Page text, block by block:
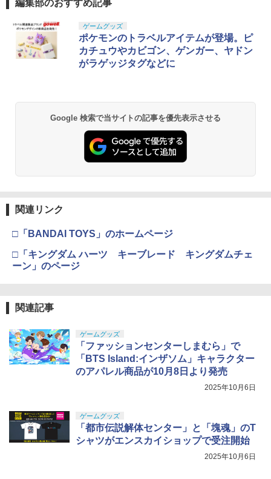
編集部のおすすめ記事
ゲームグッズ
ポケモンのトラベルアイテムが登場。ピ
カチュウやカビゴン、ゲンガー、ヤドン
がラゲッジタグなどに
Google 検索で当サイトの記事を優先表示させる
関連リンク
□「BANDAI TOYS」のホームページ
□「キングダム ハーツ キーブレード キングダムチェ
ーン」のページ
関連記事
ゲームグッズ
「ファッションセンターしまむら」で
「BTS Island:インザソム」キャラクター
のアパレル商品が10月8日より発売
2025年10月6日
ゲームグッズ
「都市伝説解体センター」と「塊魂」のT
シャツがエンスカイショップで受注開始
2025年10月6日